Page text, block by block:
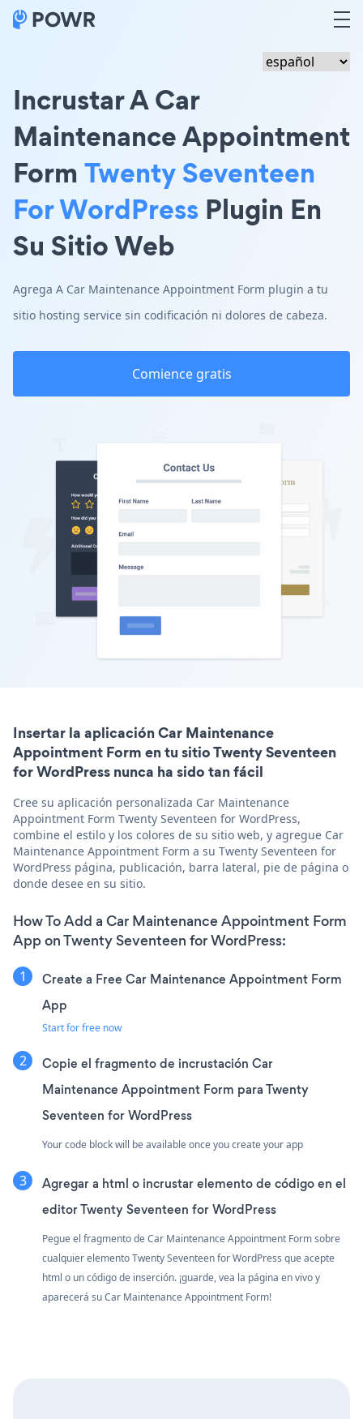
Incrustar A Car
Maintenance Appointment
Form Twenty Seventeen
For WordPress Plugin En
Su Sitio Web
Agrega A Car Maintenance Appointment Form plugin a tu
sitio hosting service sin codificación ni dolores de cabeza.
Comience gratis
Insertar la aplicación Car Maintenance
Appointment Form en tu sitio Twenty Seventeen
for WordPress nunca ha sido tan fácil
Cree su aplicación personalizada Car Maintenance
Appointment Form Twenty Seventeen for WordPress,
combine el estilo y los colores de su sitio web, y agregue Car
Maintenance Appointment Form a su Twenty Seventeen for
WordPress página, publicación, barra lateral, pie de página o
donde desee en su sitio.
How To Add a Car Maintenance Appointment Form
App on Twenty Seventeen for WordPress:
Create a Free Car Maintenance Appointment Form
App
Start for free now
Copie el fragmento de incrustación Car
Maintenance Appointment Form para Twenty
Seventeen for WordPress
Your code block will be available once you create your app
Agregar a html o incrustar elemento de código en el
editor Twenty Seventeen for WordPress
Pegue el fragmento de Car Maintenance Appointment Form sobre
cualquier elemento Twenty Seventeen for WordPress que acepte
html o un código de inserción. ¡guarde, vea la página en vivo y
aparecerá su Car Maintenance Appointment Form!